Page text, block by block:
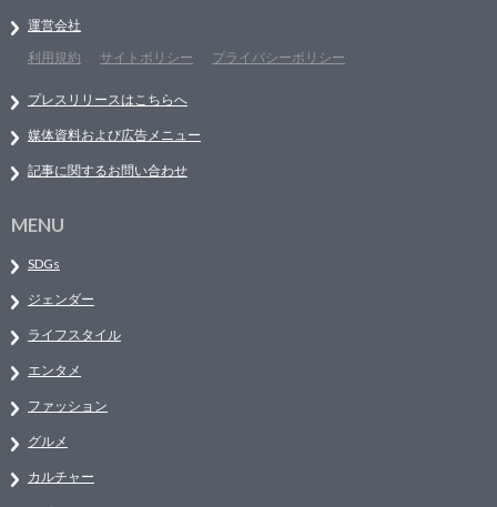
運営会社
利用規約
サイトポリシー プライバシーポリシー
プレスリリースはこちらへ
媒体資料および広告メニュー
記事に関するお問い合わせ
MENU
SDGs
ジェンダー
ライフスタイル
エンタメ
ファッション
グルメ
カルチャー